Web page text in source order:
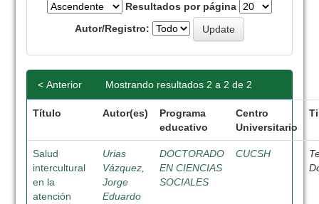
Resultados por página
Autor/Registro:
Mostrando resultados 2 a 2 de 2
< Anterior
Título Autor(es)
Programa
educativo
Centro
Universitario
Salud
intercultural
en la
atención
Urias
Vázquez,
Jorge
Eduardo
DOCTORADO
EN CIENCIAS
SOCIALES
CUCSH